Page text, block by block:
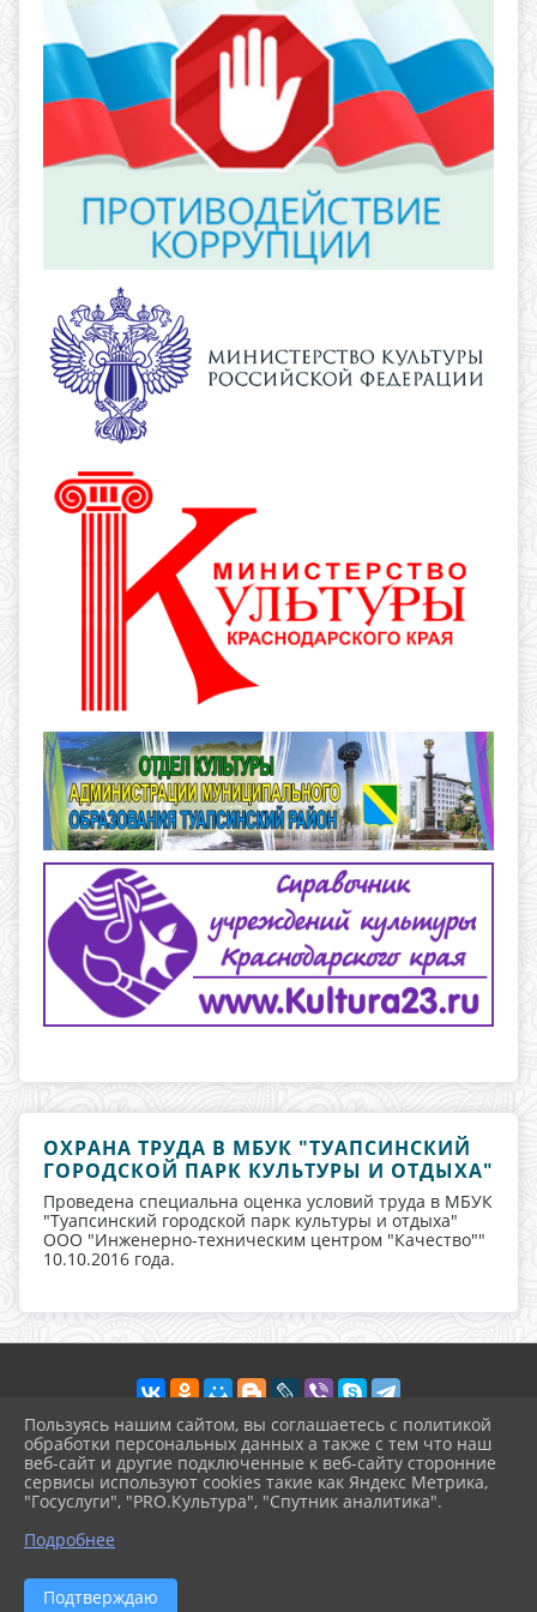
ОХРАНА ТРУДА В МБУК "ТУАПСИНСКИЙ
ГОРОДСКОЙ ПАРК КУЛЬТУРЫ И ОТДЫХА"
Проведена специальна оценка условий труда в МБУК
"Туапсинский городской парк культуры и отдыха"
ООО "Инженерно-техническим центром "Качество""
10.10.2016 года.
2026 г. tgpko.kulturatuapse.ru
Вход
Карта сайта
Политика обработки персональных данных
Сделано на KubCMS
Разработка и поддержка
Пользуясь нашим сайтом, вы соглашаетесь с политикой
обработки персональных данных а также с тем что наш
веб-сайт и другие подключенные к веб-сайту сторонние
сервисы используют cookies такие как Яндекс Метрика,
"Госуслуги", "PRO.Культура", "Спутник аналитика".
Подробнее
Подтверждаю